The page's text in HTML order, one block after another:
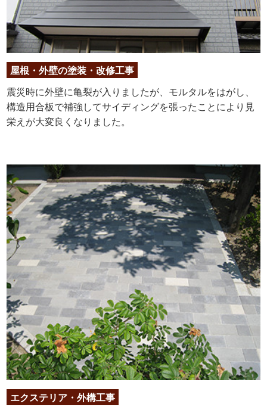
屋根・外壁の塗装・改修工事
震災時に外壁に亀裂が入りましたが、モルタルをはがし、
構造用合板で補強してサイディングを張ったことにより見
栄えが大変良くなりました。
エクステリア・外構工事